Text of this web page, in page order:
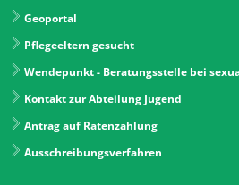
Geoportal
Pflegeeltern gesucht
Wendepunkt - Beratungsstelle bei
Kontakt zur Abteilung Jugend
Antrag auf Ratenzahlung
Ausschreibungsverfahren